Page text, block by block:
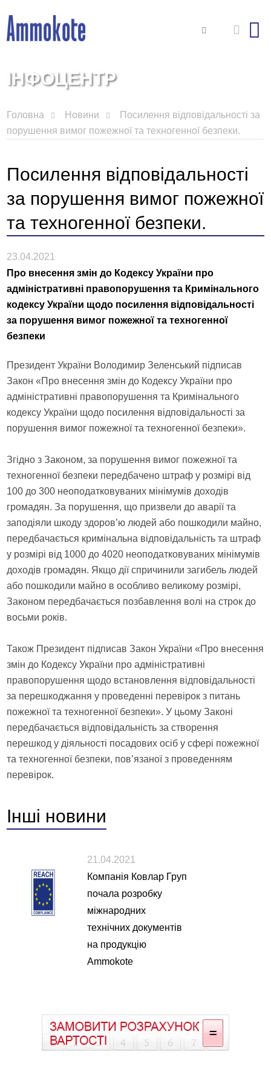
ІНФОЦЕНТР
Головна Новини
Посилення відповідальності за
порушення вимог пожежної та техногенної безпеки.
Посилення відповідальності
за порушення вимог пожежної
та техногенної безпеки.
23.04.2021
Про внесення змін до Кодексу України про
адміністративні правопорушення та Кримінального
кодексу України щодо посилення відповідальності
за порушення вимог пожежної та техногенної
безпеки
Президент України Володимир Зеленський підписав
Закон «Про внесення змін до Кодексу України про
адміністративні правопорушення та Кримінального
кодексу України щодо посилення відповідальності за
порушення вимог пожежної та техногенної безпеки».
Згідно з Законом, за порушення вимог пожежної та
техногенної безпеки передбачено штраф у розмірі від
100 до 300 неоподатковуваних мінімумів доходів
громадян. За порушення, що призвели до аварії та
заподіяли шкоду здоров’ю людей або пошкодили майно,
передбачається кримінальна відповідальність та штраф
у розмірі від 1000 до 4020 неоподатковуваних мінімумів
доходів громадян. Якщо дії спричинили загибель людей
або пошкодили майно в особливо великому розмірі,
Законом передбачається позбавлення волі на строк до
восьми років.
Також Президент підписав Закон України «Про внесення
змін до Кодексу України про адміністративні
правопорушення щодо встановлення відповідальності
за перешкоджання у проведенні перевірок з питань
пожежної та техногенної безпеки». У цьому Законі
передбачається відповідальність за створення
перешкод у діяльності посадових осіб у сфері пожежної
та техногенної безпеки, пов’язаної з проведенням
перевірок.
Інші новини
21.04.2021
Компанія Ковлар Груп
почала розробку
міжнародних
технічних документів
на продукцію
Ammokote